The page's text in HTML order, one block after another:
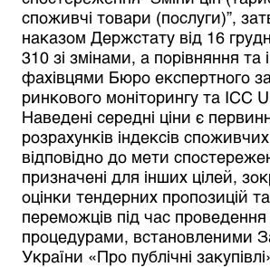
споживчі товари (послуги)”,
наказом Держстату від 16
310 зі змінами, а порівняння та
фахівцями Бюро експертного
ринкового моніторингу та ICC
Наведені середні ціни є
розрахунків індексів споживчих
відповідно до мети
призначені для інших цілей,
оцінки тендерних пропозицій
переможців під час проведення
процедурами, встановленими
України «Про публічні